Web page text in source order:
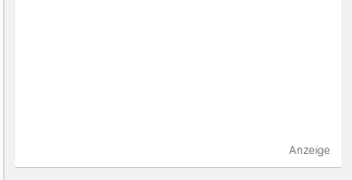
Anzeige